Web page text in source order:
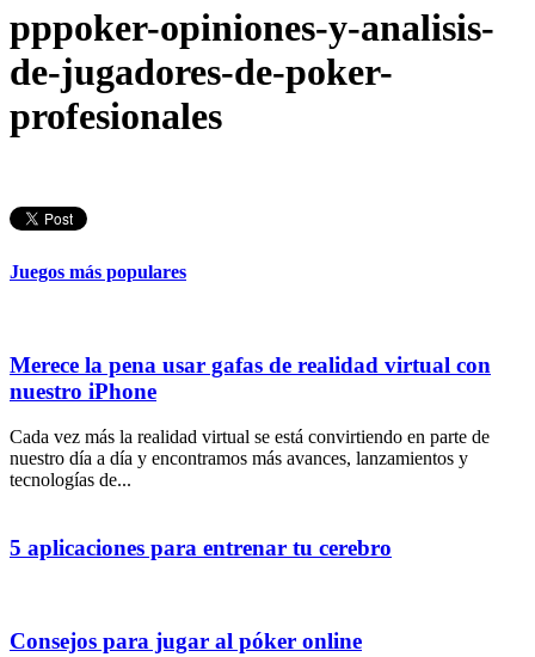
pppoker-opiniones-y-analisis-
de-jugadores-de-poker-
profesionales
Juegos más populares
Merece la pena usar gafas de realidad virtual con
nuestro iPhone
Cada vez más la realidad virtual se está convirtiendo en parte de
nuestro día a día y encontramos más avances, lanzamientos y
tecnologías de...
5 aplicaciones para entrenar tu cerebro
Consejos para jugar al póker online